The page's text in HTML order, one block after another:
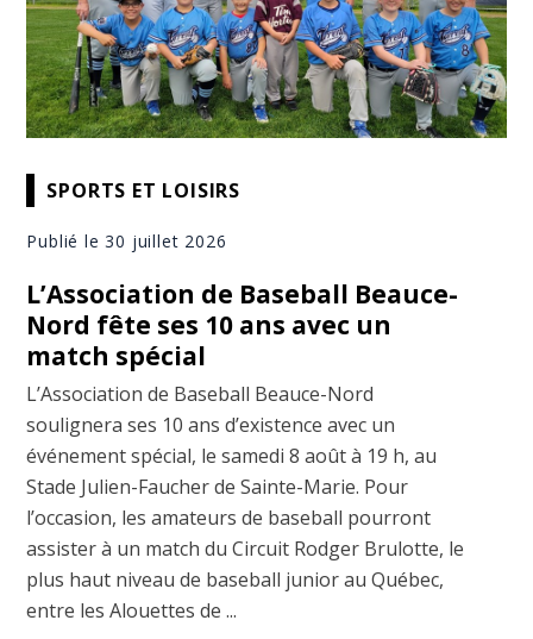
SPORTS ET LOISIRS
Publié le 30 juillet 2026
L’Association de Baseball Beauce-
Nord fête ses 10 ans avec un
match spécial
L’Association de Baseball Beauce-Nord
soulignera ses 10 ans d’existence avec un
événement spécial, le samedi 8 août à 19 h, au
Stade Julien-Faucher de Sainte-Marie. Pour
l’occasion, les amateurs de baseball pourront
assister à un match du Circuit Rodger Brulotte, le
plus haut niveau de baseball junior au Québec,
entre les Alouettes de ...